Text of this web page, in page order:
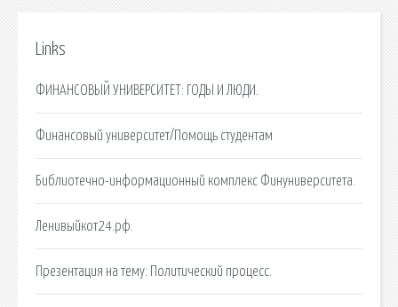
Links
ФИНАНСОВЫЙ УНИВЕРСИТЕТ: ГОДЫ И ЛЮДИ.
Финансовый университет/Помощь студентам
Библиотечно-информационный комплекс Финуниверситета.
Ленивыйкот24.рф.
Презентация на тему: Политический процесс.